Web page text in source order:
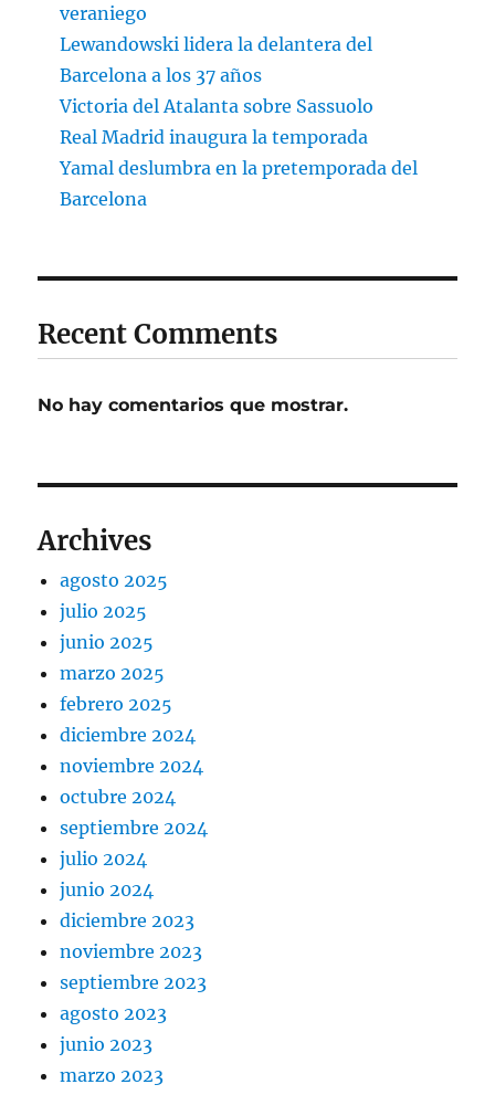
veraniego
Lewandowski lidera la delantera del
Barcelona a los 37 años
Victoria del Atalanta sobre Sassuolo
Real Madrid inaugura la temporada
Yamal deslumbra en la pretemporada del
Barcelona
Recent Comments
No hay comentarios que mostrar.
Archives
agosto 2025
julio 2025
junio 2025
marzo 2025
febrero 2025
diciembre 2024
noviembre 2024
octubre 2024
septiembre 2024
julio 2024
junio 2024
diciembre 2023
noviembre 2023
septiembre 2023
agosto 2023
junio 2023
marzo 2023